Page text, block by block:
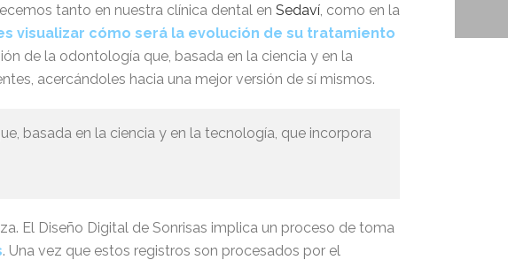
tanto en nuestra clínica dental en Sedaví, como en la
visualizar cómo será la evolución de su tratamiento
de la odontología que, basada en la ciencia y en la
acercándoles hacia una mejor versión de sí mismos.
basada en la ciencia y en la tecnología, que incorpora
El Diseño Digital de Sonrisas implica un proceso de toma
. Una vez que estos registros son procesados por el